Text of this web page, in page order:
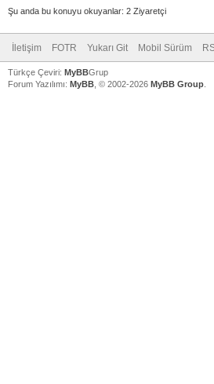
Şu anda bu konuyu okuyanlar: 2 Ziyaretçi
İletişim FOTR Yukarı Git Mobil Sürüm
Türkçe Çeviri: MyBBGrup
Forum Yazılımı: MyBB , © 2002-2026 MyBB Group